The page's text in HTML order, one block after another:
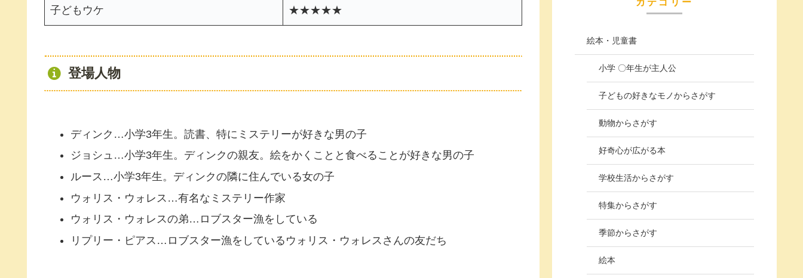
子どもウケ ★★★★★
登場人物
ディンク…小学3年生。読書、特にミステリーが好きな男の子
ジョシュ…小学3年生。ディンクの親友。絵をかくことと食べることが好きな男の子
ルース…小学3年生。ディンクの隣に住んでいる女の子
ウォリス・ウォレス…有名なミステリー作家
ウォリス・ウォレスの弟…ロブスター漁をしている
リプリー・ピアス…ロブスター漁をしているウォリス・ウォレスさんの友だち
カテゴリー
絵本・児童書
小学 〇年生が主人公
子どもの好きなモノからさがす
動物からさがす
好奇心が広がる本
学校生活からさがす
特集からさがす
季節からさがす
絵本